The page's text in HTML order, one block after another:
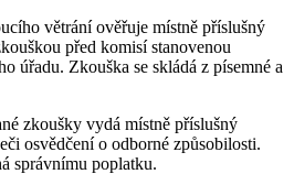
větrání ověřuje místně příslušný
před komisí stanovenou
úřadu. Zkouška se skládá z písemné a
zkoušky vydá místně příslušný
osvědčení o odborné způsobilosti.
správnímu poplatku.